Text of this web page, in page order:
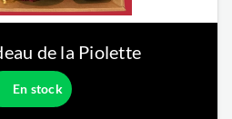
de la Piolette
En stock